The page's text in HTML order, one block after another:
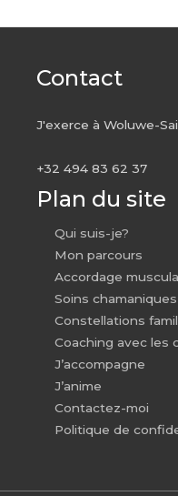
Contact
J'exerce à Woluwe-
+32 494 83 62 37
Plan du site
Qui suis-je?
Mon parcours
Accordage
Soins chamaniques
Constellations
Coaching avec les
J’accompagne
J’anime
Contactez-moi
Politique de